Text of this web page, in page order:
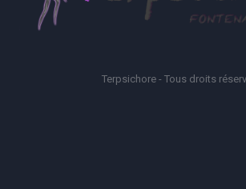
Terpsichore - Tous droits